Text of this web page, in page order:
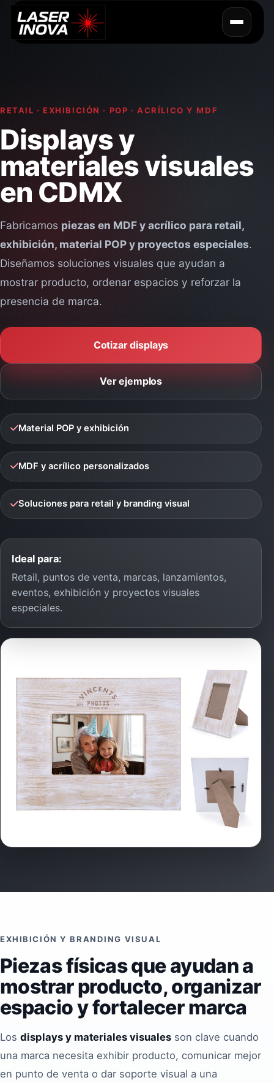
Soluciones Corporativas
Servicios de Maquila
Regalos Personalizados
Directorio Completo
RETAIL · EXHIBICIÓN · POP · ACRÍLICO Y MDF
Displays y
materiales visuales
en CDMX
Fabricamos piezas en MDF y acrílico para retail,
exhibición, material POP y proyectos especiales.
Diseñamos soluciones visuales que ayudan a
mostrar producto, ordenar espacios y reforzar la
presencia de marca.
Cotizar displays
Ver ejemplos
Material POP y exhibición
MDF y acrílico personalizados
Soluciones para retail y branding visual
Ideal para:
Retail, puntos de venta, marcas, lanzamientos,
eventos, exhibición y proyectos visuales
especiales.
EXHIBICIÓN Y BRANDING VISUAL
Piezas físicas que ayudan a
mostrar producto, organizar
espacio y fortalecer marca
Los displays y materiales visuales son clave cuando
una marca necesita exhibir producto, comunicar mejor
en punto de venta o dar soporte visual a una